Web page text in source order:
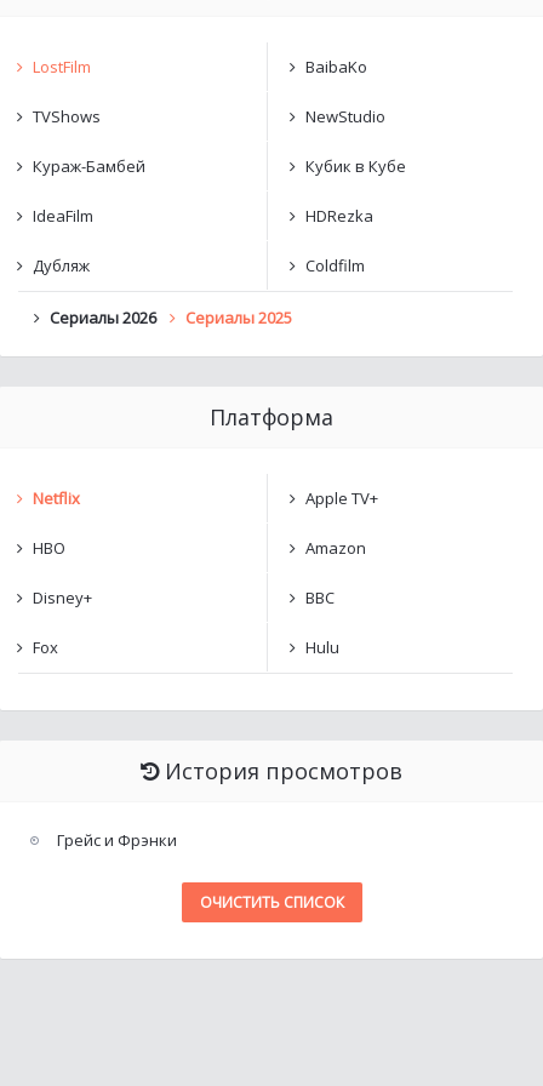
LostFilm BaibaKo
TVShows NewStudio
Кураж-Бамбей Кубик в Кубе
IdeaFilm HDRezka
Дубляж Coldfilm
Сериалы 2026 Сериалы 2025
Платформа
Netflix Apple TV+
HBO Amazon
Disney+ BBC
Fox Hulu
История просмотров
Грейс и Фрэнки
ОЧИСТИТЬ СПИСОК